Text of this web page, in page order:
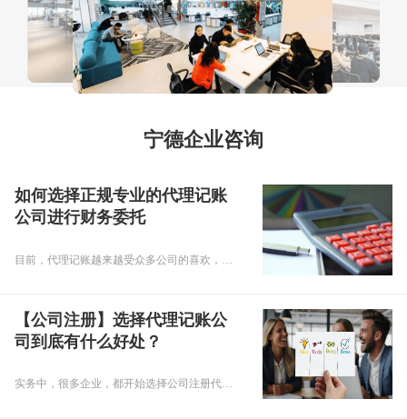
宁德企业咨询
如何选择正规专业的代理记账
公司进行财务委托
目前，代理记账越来越受众多公司的喜欢，大部分公司开始选用正规专业的代理记账公司做好财务委托。可是市场上的财税代理企业总数诸多，应怎样挑选正规专业的代理记账公司开展财务委托成为了关键的话题。下边，乾通办给大伙儿介绍下如何选择正规专业的代理记账公司进行财务委托，欢迎大家来阅读。
【公司注册】选择代理记账公
司到底有什么好处？
实务中，很多企业，都开始选择公司注册代理的服务，虽然这很普遍了，但是仍不乏很多朋友根本不知道公司注册代理到底能给企业带来什么好处，下面小编就给大家略说一二。